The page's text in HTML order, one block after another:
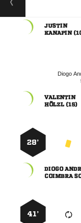




 
28’


41’